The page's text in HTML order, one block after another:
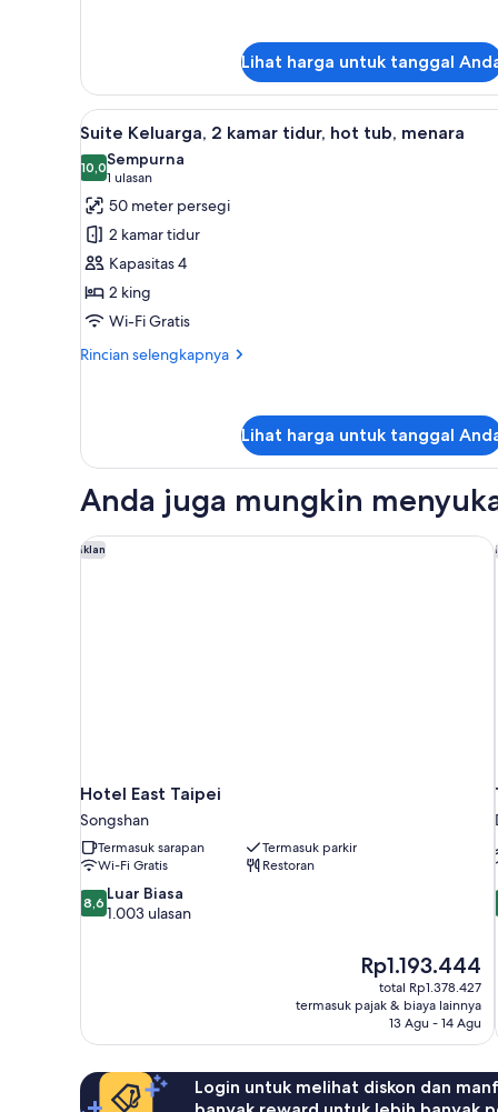
Twin
Bisnis,
2
Tidur
Twin,
ensuite
Lihat harga untuk tanggal
Lihat
semua
foto
untuk
Suite
Keluarga,
2
kamar
tidur,
hot
Suite Keluarga, 2 kamar
9
Suite Keluarga, 2 kamar tidur, hot tub, menara
10,010,0 dari 10
Sempurna
1 ulasan
(1
ulasan)
50 meter persegi
2 kamar tidur
Kapasitas 4
2 king
Wi-Fi Gratis
Rincian selengkapnya
Rincian
Keluarga,
kamar
tidur,
hot
tub,
Lihat harga untuk tanggal
Anda juga mungkin
Iklan
Hotel East Taipei
Songshan
Termasuk sarapan
Termasuk parkir
Wi-Fi Gratis
Restoran
8.6
dari
8,6 Luar Biasa
1.003 ulasan
Harga
sekarang
Rp1.193.444
Rp1.193.444
total Rp1.378.427
termasuk pajak & biaya lainnya
13 Agu - 14 Agu
Hotel East Taipei
Login untuk melihat diskon dan